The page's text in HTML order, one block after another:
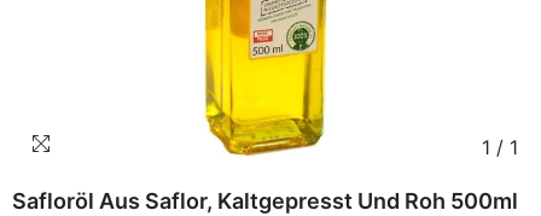
1 / 1
Safloröl Aus Saflor, Kaltgepresst Und Roh 500ml